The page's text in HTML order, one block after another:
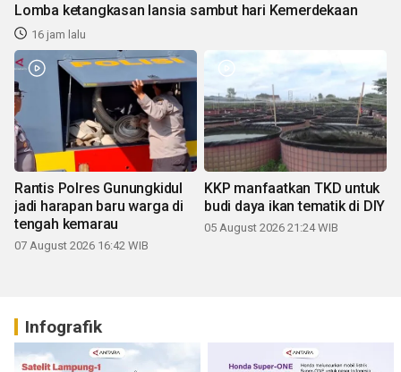
Lomba ketangkasan lansia sambut hari Kemerdekaan
16 jam lalu
Rantis Polres Gunungkidul
jadi harapan baru warga di
tengah kemarau
07 August 2026 16:42 WIB
KKP manfaatkan TKD untuk
budi daya ikan tematik di DIY
05 August 2026 21:24 WIB
Infografik